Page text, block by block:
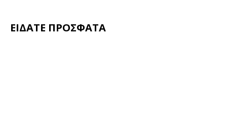
ΕΙΔΑΤΕ ΠΡΟΣΦΑΤΑ